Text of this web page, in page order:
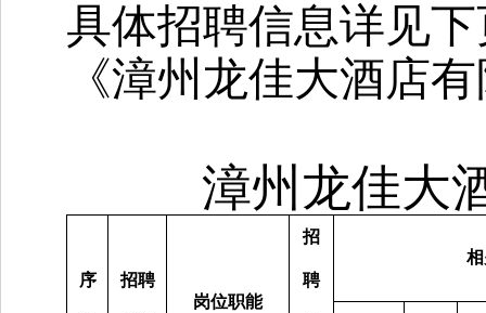
具体招聘信息详见
《漳州龙佳大酒店
漳州龙佳大
序 招聘
岗位职能
招
聘